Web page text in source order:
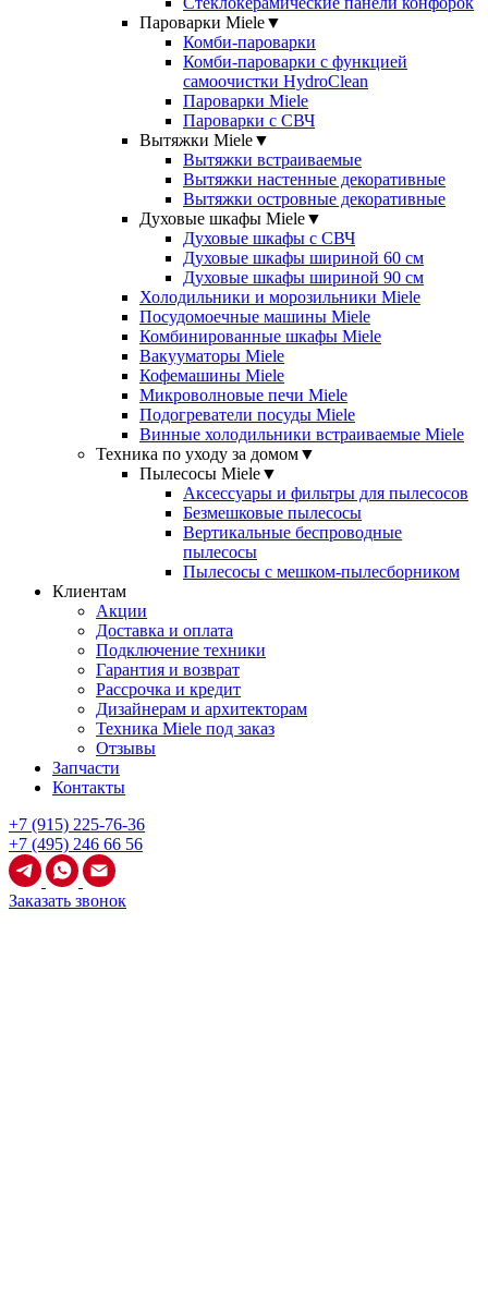
Пароварки Miele▼
Комби-пароварки
Комби-пароварки с функцией
самоочистки HydroClean
Пароварки Miele
Пароварки с СВЧ
Вытяжки Miele▼
Вытяжки встраиваемые
Вытяжки настенные декоративные
Вытяжки островные декоративные
Духовые шкафы Miele▼
Духовые шкафы с СВЧ
Духовые шкафы шириной 60 см
Духовые шкафы шириной 90 см
Холодильники и морозильники Miele
Посудомоечные машины Miele
Комбинированные шкафы Miele
Вакууматоры Miele
Кофемашины Miele
Микроволновые печи Miele
Подогреватели посуды Miele
Винные холодильники встраиваемые Miele
Техника по уходу за домом▼
Пылесосы Miele▼
Аксессуары и фильтры для пылесосов
Безмешковые пылесосы
Вертикальные беспроводные
пылесосы
Пылесосы с мешком-пылесборником
Клиентам
Акции
Доставка и оплата
Подключение техники
Гарантия и возврат
Рассрочка и кредит
Дизайнерам и архитекторам
Техника Miele под заказ
Отзывы
Запчасти
Контакты
+7 (915) 225-76-36
+7 (495) 246 66 56
Заказать звонок